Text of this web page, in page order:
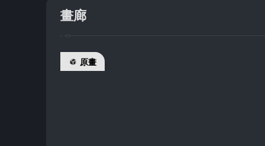
畫廊
原畫